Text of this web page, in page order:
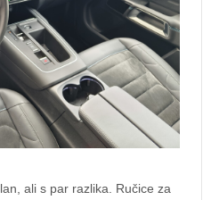
ali s par razlika. Ručice za